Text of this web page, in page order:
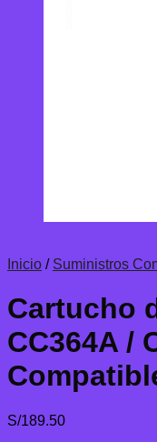
Inicio / Suministros
Cartucho
CC364A /
S/189.50